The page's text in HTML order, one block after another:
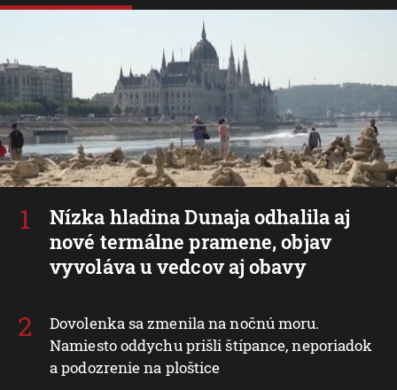
Nízka hladina Dunaja odhalila aj
nové termálne pramene, objav
vyvoláva u vedcov aj obavy
Dovolenka sa zmenila na nočnú moru.
Namiesto oddychu prišli štípance, neporiadok
a podozrenie na ploštice